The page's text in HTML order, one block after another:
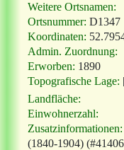
Weitere Ortsnamen:
Ortsnummer: D1347
Koordinaten:
Admin. Zuordnung:
Erworben: 1890
Topografische Lage:
Landfläche:
Einwohnerzahl:
Zusatzinformationen:
(1840-1904)